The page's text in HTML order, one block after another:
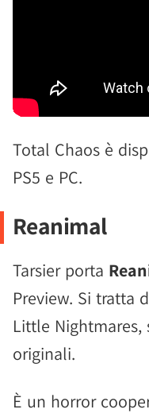
Total Chaos è
PS5 e PC.
Reanimal
Tarsier porta
Preview. Si tratta
Little
originali.
È un horror